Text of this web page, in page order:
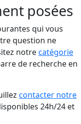
posées
qui vous
question ne
notrecatégorie
de recherche en
contacter notre
24h/24 et